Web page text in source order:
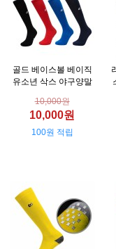
골드 베이스볼 베이직
유소년 삭스 야구양말
10,000원
10,000원
100원 적립